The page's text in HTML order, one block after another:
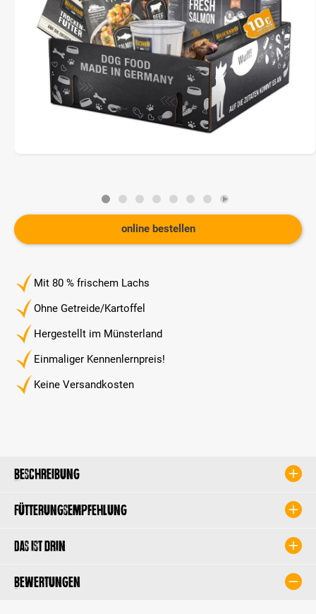
Mit 80 % frischem Lachs
Ohne Getreide/Kartoffel
Hergestellt im Münsterland
Einmaliger Kennenlernpreis!
Keine Versandkosten
online bestellen
Beschreibung
Fütterungsempfehlung
Das ist drin
Bewertungen